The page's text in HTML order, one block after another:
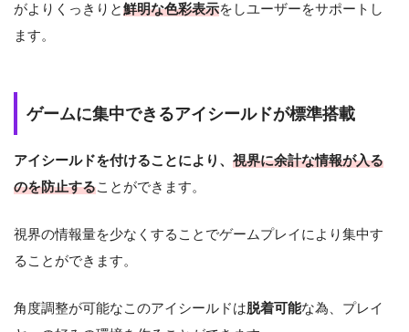
がよりくっきりと鮮明な色彩表示をしユーザーをサポートし
ます。
ゲームに集中できるアイシールドが標準搭載
アイシールドを付けることにより、 視界に余計な情報が入る
のを防止することができます。
視界の情報量を少なくすることでゲームプレイにより集中す
ることができます。
角度調整が可能なこのアイシールドは脱着可能な為、プレイ